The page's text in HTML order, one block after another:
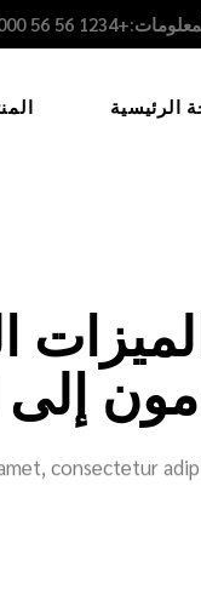
56 56 789000
الرئيسية
إلى
consectetur